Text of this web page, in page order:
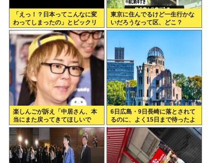
「えっ！？日本ってこんなに変
わってしまったの」とビックリ
したこと
東京に住んでるけど一生行かな
いだろうなって区、どこ？
楽しんごが訴え「中居さん、本
当にまた戻ってきてほしいで
す。中居さんいないテレビ
は…」
6日広島・9日長崎に落とされて
るのに、よく15日まで待ったよ
な